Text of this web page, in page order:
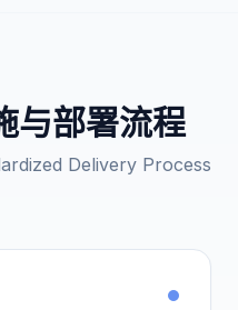
与部署流程
Delivery Process